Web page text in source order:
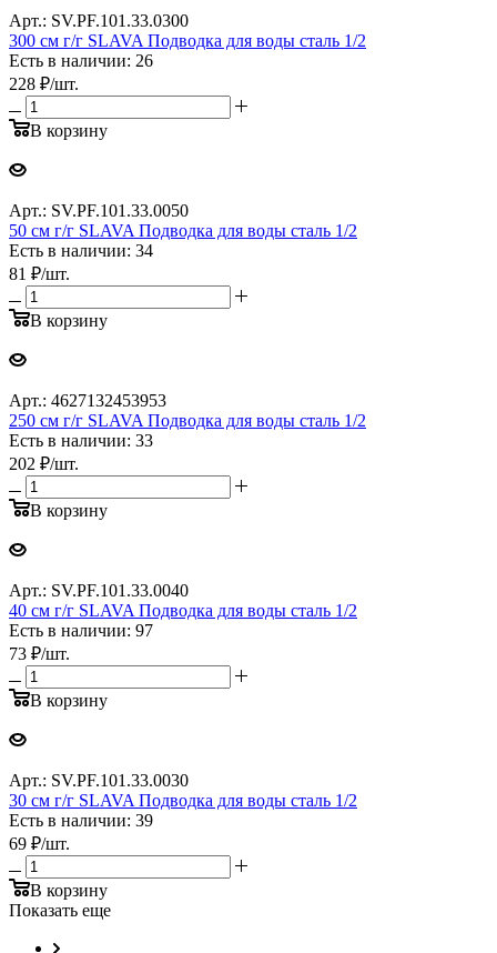
Арт.: SV.PF.101.33.0300
300 см г/г SLAVA Подводка для воды сталь 1/2
Есть в наличии: 26
228 ₽/шт.
В корзину
Арт.: SV.PF.101.33.0050
50 см г/г SLAVA Подводка для воды сталь 1/2
Есть в наличии: 34
81 ₽/шт.
В корзину
Арт.: 4627132453953
250 см г/г SLAVA Подводка для воды сталь 1/2
Есть в наличии: 33
202 ₽/шт.
В корзину
Арт.: SV.PF.101.33.0040
40 см г/г SLAVA Подводка для воды сталь 1/2
Есть в наличии: 97
73 ₽/шт.
В корзину
Арт.: SV.PF.101.33.0030
30 см г/г SLAVA Подводка для воды сталь 1/2
Есть в наличии: 39
69 ₽/шт.
В корзину
Показать еще